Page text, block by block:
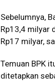
Sebelumnya,
Rp13,4 milyar
Rp17 milyar,
Temuan BPK
ditetapkan